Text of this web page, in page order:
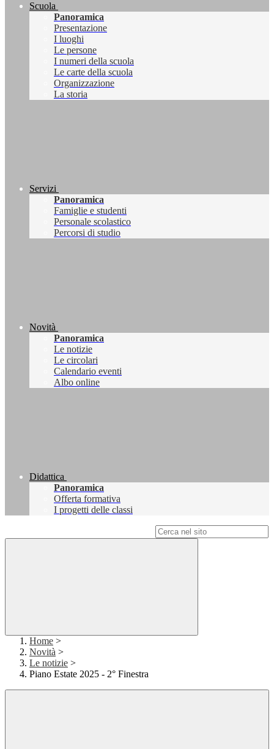
Scuola
Panoramica
Presentazione
I luoghi
Le persone
I numeri della scuola
Le carte della scuola
Organizzazione
La storia
Servizi
Panoramica
Famiglie e studenti
Personale scolastico
Percorsi di studio
Novità
Panoramica
Le notizie
Le circolari
Calendario eventi
Albo online
Didattica
Panoramica
Offerta formativa
I progetti delle classi
Home >
Novità >
Le notizie >
Piano Estate 2025 - 2° Finestra